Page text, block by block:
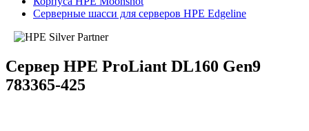
Серверные шасси для серверов HPE Edgeline
Сервер HPE ProLiant DL160 Gen9
783365-425